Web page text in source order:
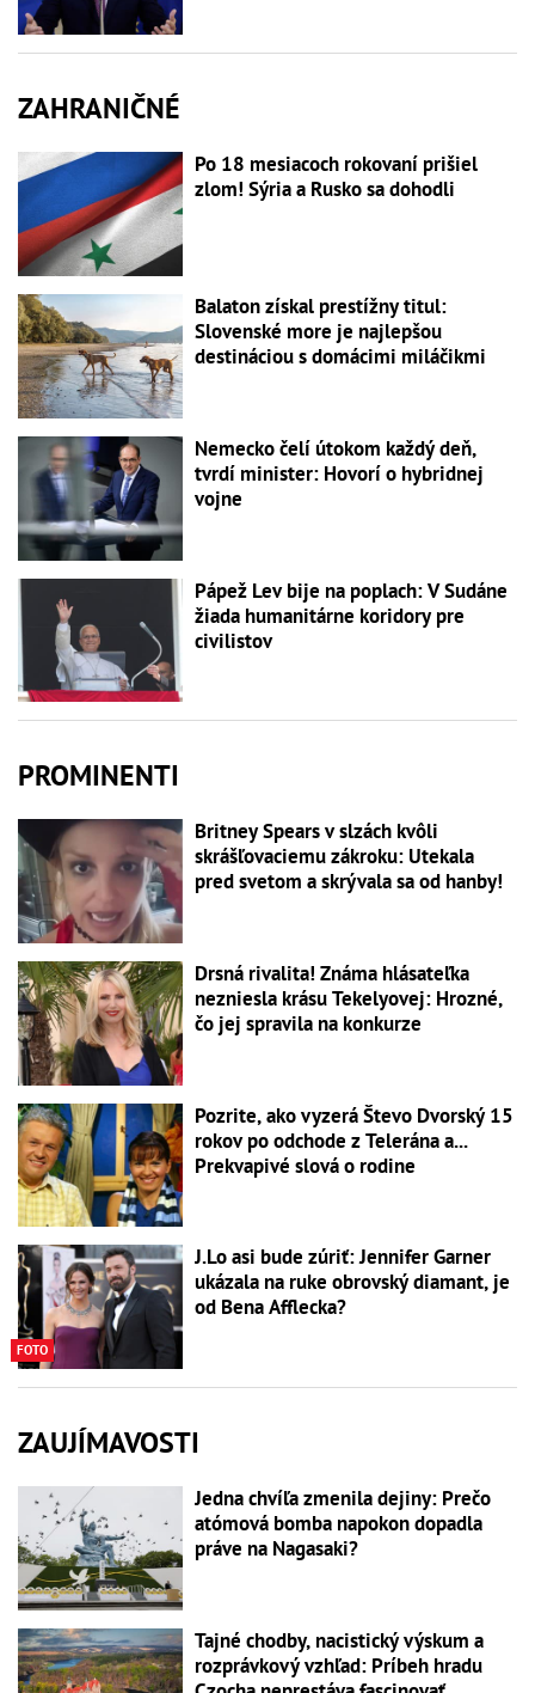
ZAHRANIČNÉ
Po 18 mesiacoch rokovaní prišiel
zlom! Sýria a Rusko sa dohodli
Balaton získal prestížny titul:
Slovenské more je najlepšou
destináciou s domácimi miláčikmi
Nemecko čelí útokom každý deň,
tvrdí minister: Hovorí o hybridnej
vojne
Pápež Lev bije na poplach: V Sudáne
žiada humanitárne koridory pre
civilistov
PROMINENTI
Britney Spears v slzách kvôli
skrášľovaciemu zákroku: Utekala
pred svetom a skrývala sa od hanby!
Drsná rivalita! Známa hlásateľka
nezniesla krásu Tekelyovej: Hrozné,
čo jej spravila na konkurze
Pozrite, ako vyzerá Števo Dvorský 15
rokov po odchode z Telerána a...
Prekvapivé slová o rodine
FOTO
J.Lo asi bude zúriť: Jennifer Garner
ukázala na ruke obrovský diamant, je
od Bena Afflecka?
ZAUJÍMAVOSTI
Jedna chvíľa zmenila dejiny: Prečo
atómová bomba napokon dopadla
práve na Nagasaki?
Tajné chodby, nacistický výskum a
rozprávkový vzhľad: Príbeh hradu